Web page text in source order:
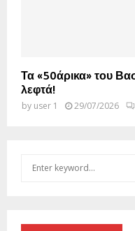
Τα «50άρικα» του
λεφτά!
by user 1 29/07/2026